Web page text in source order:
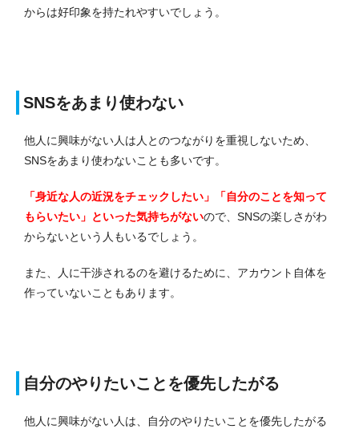
からは好印象を持たれやすいでしょう。
SNSをあまり使わない
他人に興味がない人は人とのつながりを重視しないため、
SNSをあまり使わないことも多いです。
「身近な人の近況をチェックしたい」「自分のことを知って
もらいたい」といった気持ちがないので、SNSの楽しさがわ
からないという人もいるでしょう。
また、人に干渉されるのを避けるために、アカウント自体を
作っていないこともあります。
自分のやりたいことを優先したがる
他人に興味がない人は、自分のやりたいことを優先したがる